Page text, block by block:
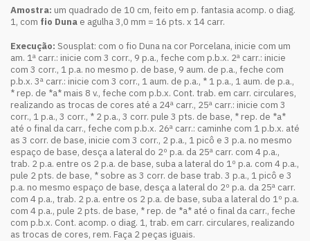
Amostra: um quadrado de 10 cm, feito em p. fantasia acomp. o diag.
1, com fio Duna e agulha 3,0 mm = 16 pts. x 14 carr.
Execução: Sousplat: com o fio Duna na cor Porcelana, inicie com um
am. 1ª carr.: inicie com 3 corr., 9 p.a., feche com p.b.x. 2ª carr.: inicie
com 3 corr., 1 p.a. no mesmo p. de base, 9 aum. de p.a., feche com
p.b.x. 3ª carr.: inicie com 3 corr., 1 aum. de p.a., * 1 p.a., 1 aum. de p.a.,
* rep. de *a* mais 8 v., feche com p.b.x. Cont. trab. em carr. circulares,
realizando as trocas de cores até a 24ª carr., 25ª carr.: inicie com 3
corr., 1 p.a., 3 corr., * 2 p.a., 3 corr. pule 3 pts. de base, * rep. de *a*
até o final da carr., feche com p.b.x. 26ª carr.: caminhe com 1 p.b.x. até
as 3 corr. de base, inicie com 3 corr., 2 p.a., 1 picô e 3 p.a. no mesmo
espaço de base, desça a lateral do 2º p.a. da 25ª carr. com 4 p.a.,
trab. 2 p.a. entre os 2 p.a. de base, suba a lateral do 1º p.a. com 4 p.a.,
pule 2 pts. de base, * sobre as 3 corr. de base trab. 3 p.a., 1 picô e 3
p.a. no mesmo espaço de base, desça a lateral do 2º p.a. da 25ª carr.
com 4 p.a., trab. 2 p.a. entre os 2 p.a. de base, suba a lateral do 1º p.a.
com 4 p.a., pule 2 pts. de base, * rep. de *a* até o final da carr., feche
com p.b.x. Cont. acomp. o diag. 1, trab. em carr. circulares, realizando
as trocas de cores, rem. Faça 2 peças iguais.